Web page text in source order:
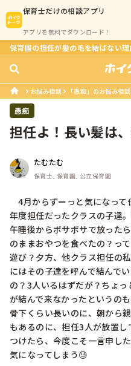
保育士だけの相談アプリ
アプリを無料でダウンロード！
保育園の担任が髪の毛を結ばない
お悩み相談 「愚痴」のお悩み相談
愚痴
担任よ！長い髪は
たむたむ
保育士, 保育園, 公立保育園
4月からずーっと気になっ
年度担任だったクラスの子達
午睡後からボサボサで放った
のままおやつを食べたの？っ
遊び？夕方、他クラス担任の
にはその子達を呼んで結んで
の？3人いるはずだが？ちょ
が結んで来なかったというの
骨下くらい長いのに、朝から
もあるのに、担任3人が放置
つけたら、今度こそ一言申し
気になってしまう😓